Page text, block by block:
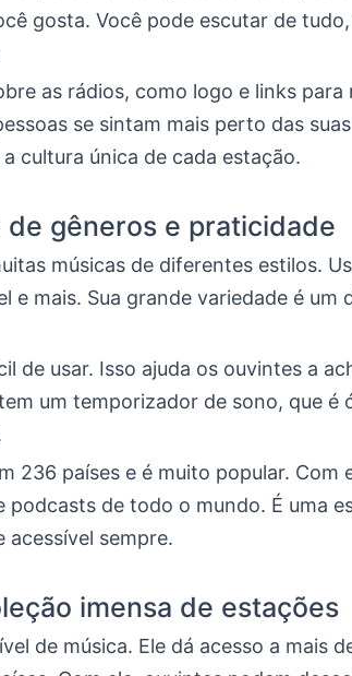
gosta. Você pode escutar de
as rádios, como logo e links para
se sintam mais perto das
cultura única de cada estação.
de gêneros e praticidade
músicas de diferentes estilos.
e mais. Sua grande variedade é um
de usar. Isso ajuda os ouvintes a
um temporizador de sono, que é
236 países e é muito popular. Com
podcasts de todo o mundo. É uma
acessível sempre.
imensa de estações
de música. Ele dá acesso a mais